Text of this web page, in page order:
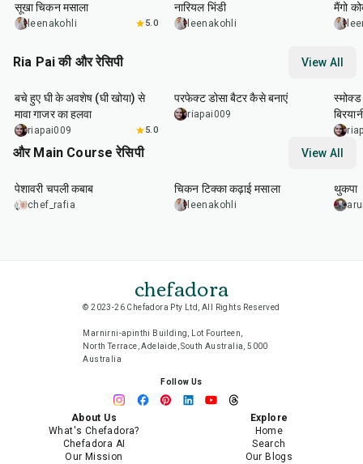
सूखा चिकन मसाला
leenakohli 5.0
नारियल भिंडी
leenakohli
मैंगो
Ria Pai की और रेसिपी View All
बचे हुए घी के अवशेष (घी खोया) से
मावा गाजर का हलवा
riapai009 5.0
परफेक्ट डोसा बैटर कैसे बनाएं
riapai009
और Main Course रेसिपी View All
50
पेशावरी चपली कबाब
chef_rafia
चिकन टिक्का कढ़ाई मसाला
leenakohli
थुकपा
chefadora
© 2023-26 Chefadora Pty Ltd, All Rights Reserved
Marnirni-apinthi Building, Lot Fourteen,
North Terrace, Adelaide, South Australia, 5000
Australia
Follow Us
About Us
What's Chefadora?
Chefadora AI
Our Mission
Explore
Home
Search
Our Blogs